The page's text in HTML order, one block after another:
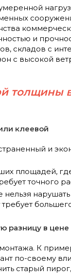
и
складов с
с высокой
толщины в
клеевой
и
площадей,
точного
разницу в цене
К
по-своему
старый пирог,